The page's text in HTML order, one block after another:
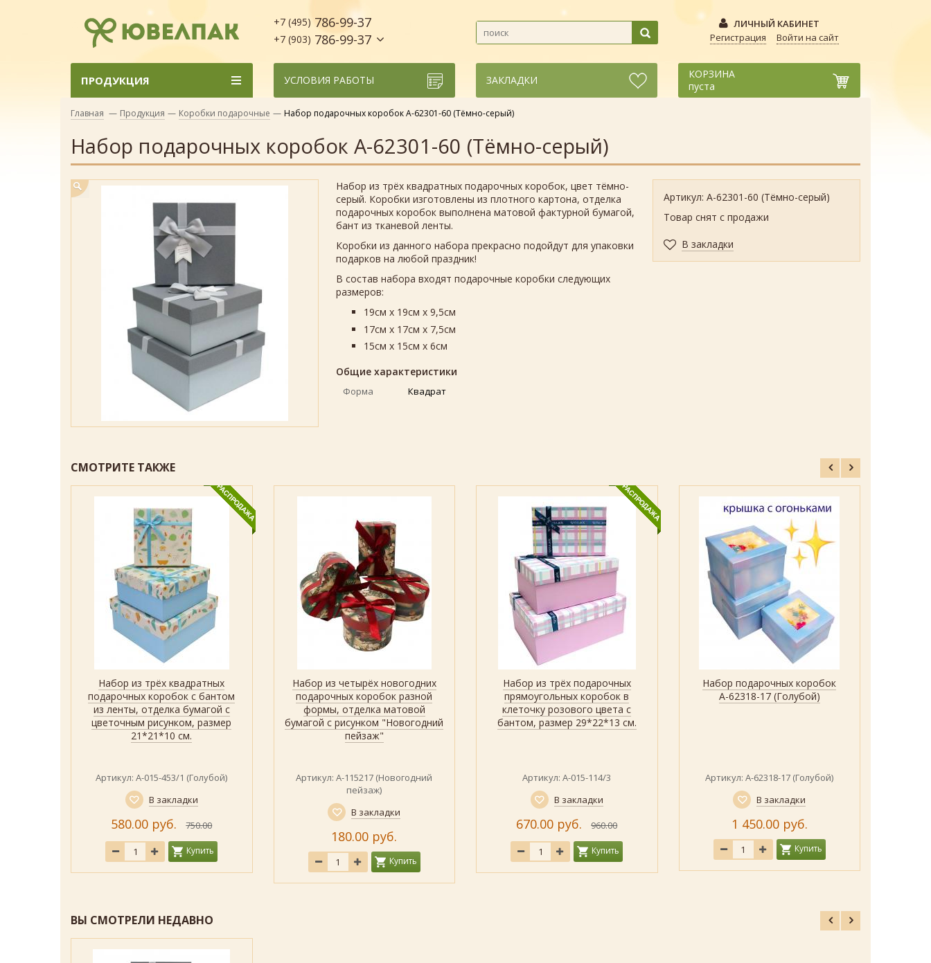
+7 (495) 786-99-37
+7 (903) 786-99-37
ЛИЧНЫЙ КАБИНЕТ
Регистрация
Войти на сайт
ПРОДУКЦИЯ УСЛОВИЯ РАБОТЫ ЗАКЛАДКИ
КОРЗИНА
пуста
Главная — Продукция — Коробки подарочные — Набор подарочных коробок А-62301-60 (Тёмно-серый)
Набор подарочных коробок А-62301-60 (Тёмно-серый)
Артикул: А-62301-60 (Тёмно-серый)
Товар снят с продажи
В закладки
Набор из трёх квадратных подарочных коробок, цвет тёмно-
серый. Коробки изготовлены из плотного картона, отделка
подарочных коробок выполнена матовой фактурной бумагой,
бант из тканевой ленты.
Коробки из данного набора прекрасно подойдут для упаковки
подарков на любой праздник!
В состав набора входят подарочные коробки следующих
размеров:
19см х 19см х 9,5см
17см х 17см х 7,5см
15см х 15см х 6см
Общие характеристики
Форма Квадрат
СМОТРИТЕ ТАКЖЕ
Быстрый просмотр
Показать
Набор из трёх квадратных
подарочных коробок с бантом
из ленты, отделка бумагой с
цветочным рисунком, размер
21*21*10 см.
Артикул: А-015-453/1 (Голубой)
В закладки
580.00 руб. 750.00
Купить
Быстрый просмотр
Показать
Набор из четырёх новогодних
подарочных коробок разной
формы, отделка матовой
бумагой с рисунком "Новогодний
пейзаж"
Артикул: А-115217 (Новогодний
пейзаж)
В закладки
180.00 руб.
Купить
Быстрый просмотр
Показать
Набор из трёх подарочных
прямоугольных коробок в
клеточку розового цвета с
бантом, размер 29*22*13 см.
Артикул: А-015-114/3
В закладки
670.00 руб. 960.00
Купить
Быстрый просмотр
Показать все дизайны
Набор подарочных коробок
А-62318-17 (Голубой)
Артикул: А-62318-17 (Голубой)
В закладки
1 450.00 руб.
Купить
ВЫ СМОТРЕЛИ НЕДАВНО